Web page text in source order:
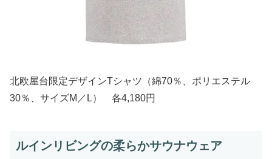
北欧屋台限定デザインTシャツ（綿70％、ポリエステル
30％、サイズM／L） 各4,180円
ルインリビングの柔らかサウナウェア